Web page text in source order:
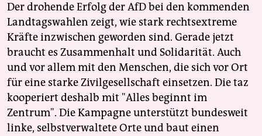
Der drohende Erfolg der AfD bei den kommenden
Landtagswahlen zeigt, wie stark rechtsextreme
Kräfte inzwischen geworden sind. Gerade jetzt
braucht es Zusammenhalt und Solidarität. Auch
und vor allem mit den Menschen, die sich vor Ort
für eine starke Zivilgesellschaft einsetzen. Die taz
kooperiert deshalb mit "Alles beginnt im
Zentrum". Die Kampagne unterstützt bundesweit
linke, selbstverwaltete Orte und baut einen